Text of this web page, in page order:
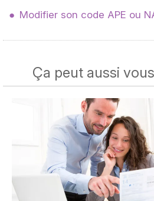
Modifier son code APE ou
Ça peut aussi